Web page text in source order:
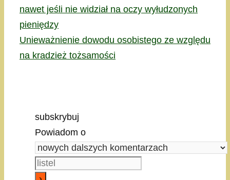
nawet jeśli nie widział na oczy wyłudzonych
pieniędzy
Unieważnienie dowodu osobistego ze względu
na kradzież tożsamości
subskrybuj
Powiadom o